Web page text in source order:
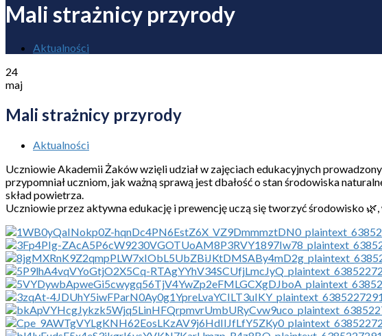
Mali strażnicy przyrody
Aktualności
24
maj
Mali strażnicy przyrody
Aktualności
Uczniowie Akademii Żaków wzięli udział w zajęciach edukacyjnych
przypomniał uczniom, jak ważną sprawą jest dbałość o stan środowiska
skład powietrza.
Uczniowie przez aktywna edukację i prewencję uczą się tworzyć środowisko